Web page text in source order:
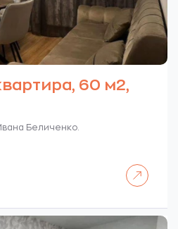
60 м2,
Беличенко.